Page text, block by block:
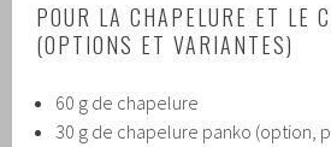
POUR LA CHAPELURE ET LE
(OPTIONS ET VARIANTES)
60 g de chapelure
30 g de chapelure panko (option,